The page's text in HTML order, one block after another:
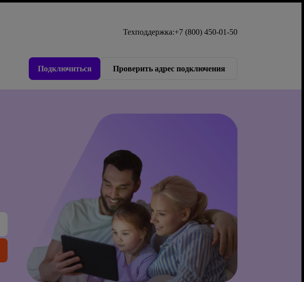
Техподдержка:+7 (800) 450-01-50
Подключиться Проверить адрес подключения